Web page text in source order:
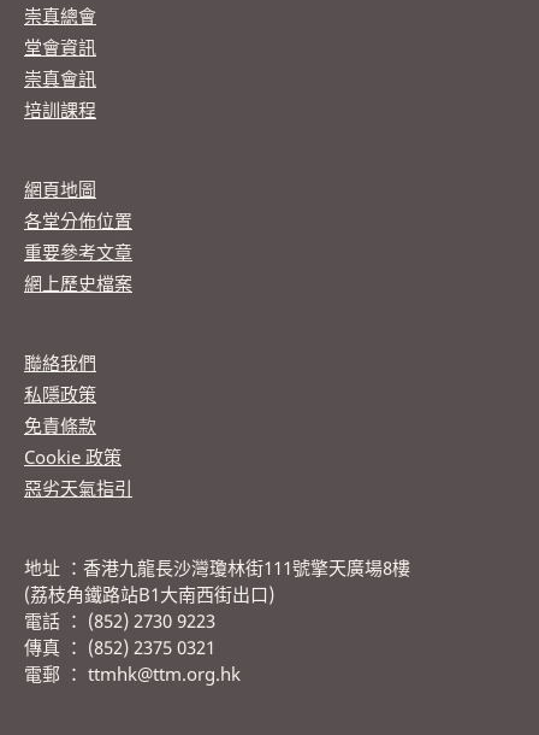
崇真總會
堂會資訊
崇真會訊
培訓課程
網頁地圖
各堂分佈位置
重要參考文章
網上歷史檔案
聯絡我們
私隱政策
免責條款
Cookie 政策
惡劣天氣指引
地址 ：香港九龍長沙灣瓊林街111號擎天廣場8樓
(荔枝角鐵路站B1大南西街出口)
電話 ： (852) 2730 9223
傳真 ： (852) 2375 0321
電郵 ： ttmhk@ttm.org.hk